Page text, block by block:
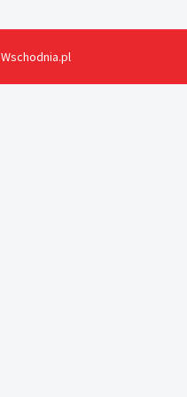
Wschodnia.pl